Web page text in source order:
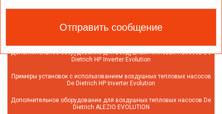
Примеры установок с использованием воздушного теплового насоса
Дополнительное оборудование для воздушных тепловых насосов De
Dietrich HP Inverter Evolution
Примеры установок с использованием воздушных тепловых насосов
De Dietrich HP Inverter Evolution
Дополнительное оборудование для воздушных тепловых насосов De
Dietrich ALEZIO EVOLUTION